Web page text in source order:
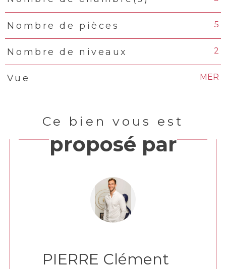
Nombre de pièces 5
Nombre de niveaux 2
Vue MER
Ce bien vous est
proposé par
PIERRE Clément